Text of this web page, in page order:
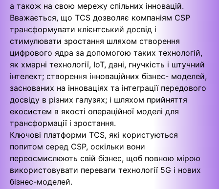
а також на свою мережу спільних інновацій.
Вважається, що TCS дозволяє компаніям CSP
трансформувати клієнтський досвід і
стимулювати зростання шляхом створення
цифрового ядра за допомогою таких технологій,
як хмарні технології, IoT, дані, гнучкість і штучний
інтелект; створення інноваційних бізнес- моделей,
заснованих на інноваціях та інтеграції передового
досвіду в різних галузях; і шляхом прийняття
екосистем в якості операційної моделі для
трансформації і зростання.
Ключові платформи TCS, які користуються
попитом серед CSP, оскільки вони
переосмислюють свій бізнес, щоб повною мірою
використовувати переваги технології 5G і нових
бізнес-моделей.